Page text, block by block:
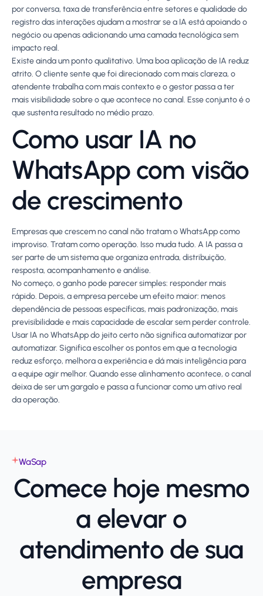
por conversa, taxa de transferência entre setores e qualidade do
registro das interações ajudam a mostrar se a IA está apoiando o
negócio ou apenas adicionando uma camada tecnológica sem
impacto real.
Existe ainda um ponto qualitativo. Uma boa aplicação de IA reduz
atrito. O cliente sente que foi direcionado com mais clareza, o
atendente trabalha com mais contexto e o gestor passa a ter
mais visibilidade sobre o que acontece no canal. Esse conjunto é o
que sustenta resultado no médio prazo.
Como usar IA no
WhatsApp com visão
de crescimento
Empresas que crescem no canal não tratam o WhatsApp como
improviso. Tratam como operação. Isso muda tudo. A IA passa a
ser parte de um sistema que organiza entrada, distribuição,
resposta, acompanhamento e análise.
No começo, o ganho pode parecer simples: responder mais
rápido. Depois, a empresa percebe um efeito maior: menos
dependência de pessoas específicas, mais padronização, mais
previsibilidade e mais capacidade de escalar sem perder controle.
Usar IA no WhatsApp do jeito certo não significa automatizar por
automatizar. Significa escolher os pontos em que a tecnologia
reduz esforço, melhora a experiência e dá mais inteligência para
a equipe agir melhor. Quando esse alinhamento acontece, o canal
deixa de ser um gargalo e passa a funcionar como um ativo real
da operação.
WaSap
Comece hoje mesmo
a elevar o
atendimento de sua
empresa